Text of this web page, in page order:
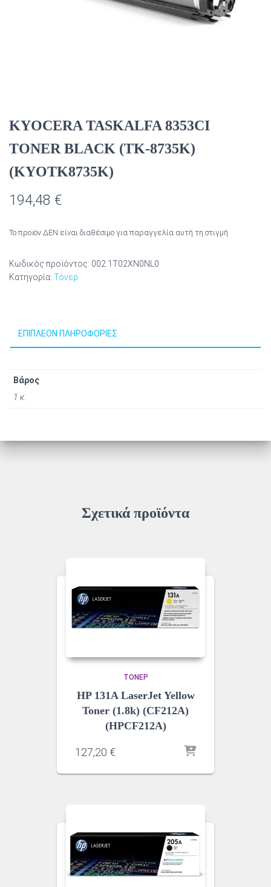
KYOCERA TASKALFA 8353CI
TONER BLACK (TK-8735Κ)
(KYOTK8735K)
194,48 €
Το προϊόν ΔΕΝ είναι διαθέσιμο για παραγγελία αυτή τη στιγμή
Κωδικός προϊόντος: 002.1T02XN0NL0
Κατηγορία: Τόνερ
ΕΠΙΠΛΈΟΝ ΠΛΗΡΟΦΟΡΊΕΣ
Βάρος
1 κ.
Σχετικά προϊόντα
ΤΌΝΕΡ
HP 131A LaserJet Yellow
Toner (1.8k) (CF212A)
(HPCF212A)
127,20 €